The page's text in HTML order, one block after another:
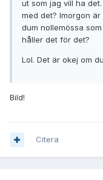
ut som jag vill ha
med det? Imorgon
dum nollemössa
håller det för det?
Lol. Det är okej om
Bild!
Citera